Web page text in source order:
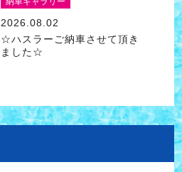
2026.08.02
☆ハスラーご納車させて頂き
ました☆